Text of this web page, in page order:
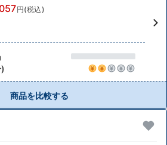
円(税込)
商品を比較する